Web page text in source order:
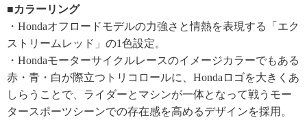
■カラーリング
・Hondaオフロードモデルの力強さと情熱を表現する「エク
ストリームレッド」の1色設定。
・Hondaモーターサイクルレースのイメージカラーでもある
赤・青・白が際立つトリコロールに、Hondaロゴを大きくあ
しらうことで、ライダーとマシンが一体となって戦うモー
タースポーツシーンでの存在感を高めるデザインを採用。